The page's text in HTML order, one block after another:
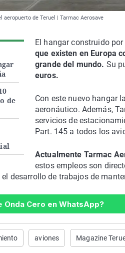
aeropuerto de Teruel | Tarmac Aerosave
de
El hangar construido por
que existen en Europa
grande del mundo. Su
euros.
Con este nuevo hangar
aeronáutico. Además,
servicios de
Part. 145 a todos los
Actualmente Tarmac
estos empleos son
desarrollo de trabajos de
Onda Cero en WhatsApp?
aviones Magazine